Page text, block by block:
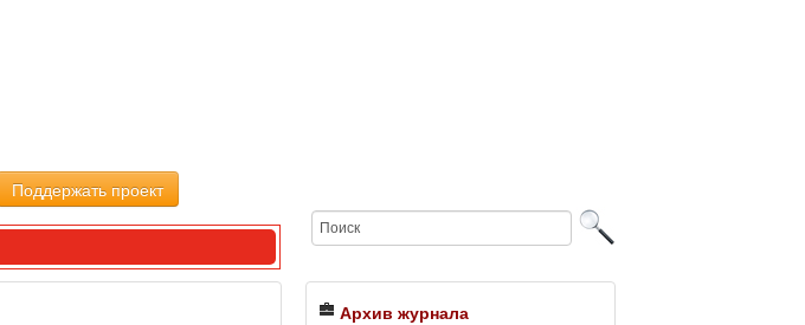
Поддержать проект
Архив журнала